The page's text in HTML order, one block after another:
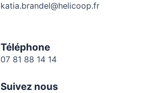
katia.brandel@helicoop.fr
Téléphone
07 81 88 14 14
Suivez nous